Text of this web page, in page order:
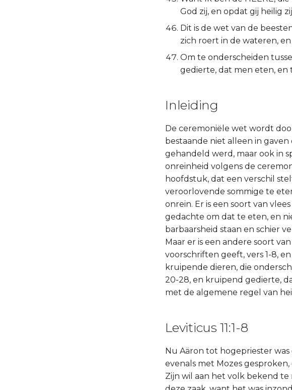
God zij, en opdat gij heilig
Dit is de wet van de
zich roert in de wateren,
Om te onderscheiden
gedierte, dat men eten, en
Inleiding
De ceremoniële wet wordt
bestaande niet alleen in
gehandeld werd, maar ook in
onreinheid volgens de
hoofdstuk, dat een verschil
veroorlovende sommige te
onrein. Er is een soort van
gedachte om dat te eten, en
barbaarsheid staan en schier
Maar er is een andere soort
voorschriften geeft, vers 1-8,
kruipende dieren, die
20-28, en kruipend gedierte,
met de algemene regel van
Leviticus 11:1-8
Nu Aäron tot hogepriester
evenals met Mozes
Zijn wil aan het volk bekend te